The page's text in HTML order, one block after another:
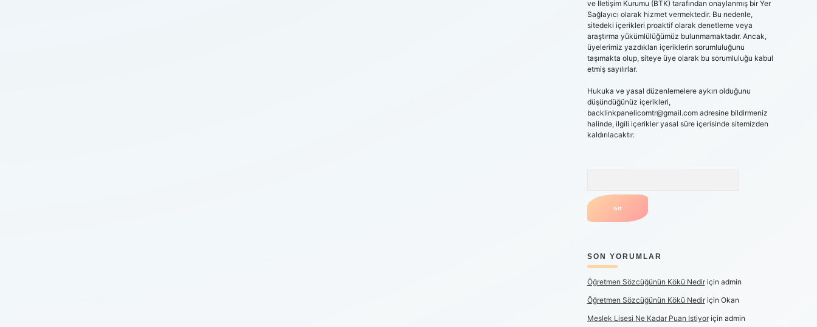
ve İletişim Kurumu (BTK) tarafından onaylanmış bir Yer
Sağlayıcı olarak hizmet vermektedir. Bu nedenle,
sitedeki içerikleri proaktif olarak denetleme veya
araştırma yükümlülüğümüz bulunmamaktadır. Ancak,
üyelerimiz yazdıkları içeriklerin sorumluluğunu
taşımakta olup, siteye üye olarak bu sorumluluğu kabul
etmiş sayılırlar.
Hukuka ve yasal düzenlemelere aykırı olduğunu
düşündüğünüz içerikleri,
backlinkpanelicomtr@gmail.comadresine bildirmeniz
halinde, ilgili içerikler yasal süre içerisinde sitemizden
kaldırılacaktır.
SON YORUMLAR
Öğretmen Sözcüğünün Kökü Nediriçin admin
Öğretmen Sözcüğünün Kökü Nediriçin Okan
Meslek Lisesi Ne Kadar Puan Istiyoriçin admin